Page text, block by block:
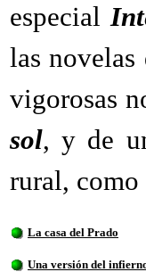
especial
las novelas
vigorosas
sol, y de
rural, como
La casa del Prado
Una versión del